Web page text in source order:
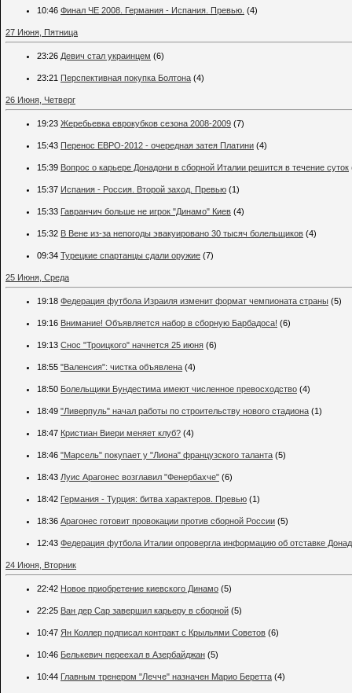
10:46 Финал ЧЕ 2008. Германия - Испания. Превью. (4)
27 Июня, Пятница
23:26 Девич стал украинцем (6)
23:21 Перспективная покупка Болтона (4)
26 Июня, Четверг
19:23 Жеребьевка еврокубков сезона 2008-2009 (7)
15:43 Перенос ЕВРО-2012 - очередная затея Платини (4)
15:39 Вопрос о карьере Донадони в сборной Италии решится в течение суток
15:37 Испания - Россия. Второй заход. Превью (1)
15:33 Гавранчич больше не игрок "Динамо" Киев (4)
15:32 В Вене из-за непогоды эвакуировано 30 тысяч болельщиков (4)
09:34 Турецкие спартанцы сдали оружие (7)
25 Июня, Среда
19:18 Федерация футбола Израиля изменит формат чемпионата страны (5)
19:16 Внимание! Объявляется набор в сборную Барбадоса! (6)
19:13 Снос "Троицкого" начнется 25 июня (6)
18:55 "Валенсия": чистка объявлена (4)
18:50 Болельщики Бундестима имеют численное превосходство (4)
18:49 "Ливерпуль" начал работы по строительству нового стадиона (1)
18:47 Кристиан Виери меняет клуб? (4)
18:46 "Марсель" покупает у "Лиона" французcкого таланта (5)
18:43 Луис Арагонес возглавил "Фенербахче" (6)
18:42 Германия - Турция: битва характеров. Превью (1)
18:36 Арагонес готовит провокации против сборной России (5)
12:43 Федерация футбола Италии опровергла информацию об отставке
24 Июня, Вторник
22:42 Новое приобретение киевского Динамо (5)
22:25 Ван дер Сар завершил карьеру в сборной (5)
10:47 Ян Коллер подписал контракт с Крыльями Советов (6)
10:46 Белькевич переехал в Азербайджан (5)
10:44 Главным тренером "Лечче" назначен Марио Беретта (4)